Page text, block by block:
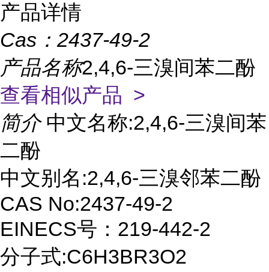
产品详情
Cas： 2437-49-2
产品名称2,4,6-三溴间苯二酚
查看相似产品 >
简介 中文名称:2,4,6-三溴间苯
二酚
中文别名:2,4,6-三溴邻苯二酚
CAS No:2437-49-2
EINECS号：219-442-2
分子式:C6H3BR3O2